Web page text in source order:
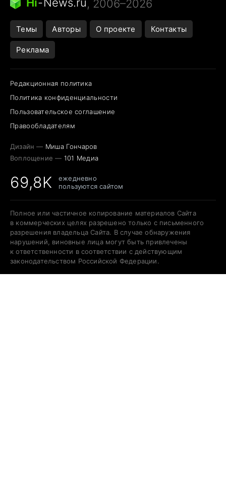
Города в ядерной войне, 2006–2026
Темы Авторы О проекте Контакты
Реклама
Редакционная политика
Политика конфиденциальности
Пользовательское соглашение
Правообладателям
Дизайн — Миша Гончаров
Воплощение — 101 Медиа
69,8K
ежедневно
пользуются сайтом
Полное или частичное копирование материалов Сайта
в коммерческих целях разрешено только с письменного
разрешения владельца Сайта. В случае обнаружения
нарушений, виновные лица могут быть привлечены
к ответственности в соответствии с действующим
законодательством Российской Федерации.